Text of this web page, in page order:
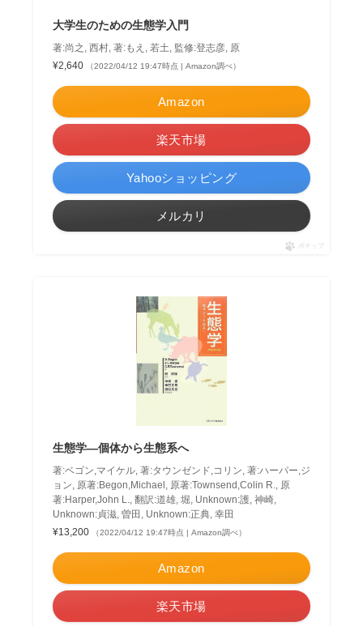
大学生のための生態学入門
著:尚之, 西村, 著:もえ, 若土, 監修:登志彦, 原
¥2,640
（2022/04/12 19:47時点 | Amazon調べ）
Amazon
楽天市場
Yahooショッピング
メルカリ
ポチップ
生態学―個体から生態系へ
著:ベゴン,マイケル, 著:タウンゼンド,コリン, 著:ハーパー,ジ
ョン, 原著:Begon,Michael, 原著:Townsend,Colin R., 原
著:Harper,John L., 翻訳:道雄, 堀, Unknown:護, 神崎,
Unknown:貞滋, 曽田, Unknown:正典, 幸田
¥13,200
（2022/04/12 19:47時点 | Amazon調べ）
Amazon
楽天市場